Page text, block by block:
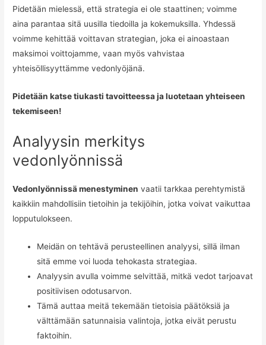
Pidetään mielessä, että strategia ei ole staattinen; voimme
aina parantaa sitä uusilla tiedoilla ja kokemuksilla. Yhdessä
voimme kehittää voittavan strategian, joka ei ainoastaan
maksimoi voittojamme, vaan myös vahvistaa
yhteisöllisyyttämme vedonlyöjänä.
Pidetään katse tiukasti tavoitteessa ja luotetaan yhteiseen
tekemiseen!
Analyysin merkitys
vedonlyönnissä
Vedonlyönnissä menestyminen vaatii tarkkaa perehtymistä
kaikkiin mahdollisiin tietoihin ja tekijöihin, jotka voivat vaikuttaa
lopputulokseen.
Meidän on tehtävä perusteellinen analyysi, sillä ilman
sitä emme voi luoda tehokasta strategiaa.
Analyysin avulla voimme selvittää, mitkä vedot tarjoavat
positiivisen odotusarvon.
Tämä auttaa meitä tekemään tietoisia päätöksiä ja
välttämään satunnaisia valintoja, jotka eivät perustu
faktoihin.